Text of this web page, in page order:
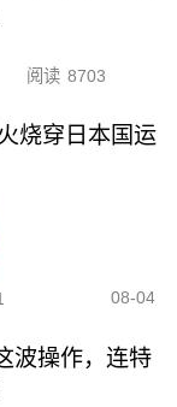
阅读 8703
烧穿日本国运
08-04
波操作，连特